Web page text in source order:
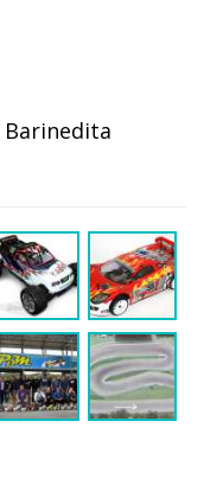
Barinedita